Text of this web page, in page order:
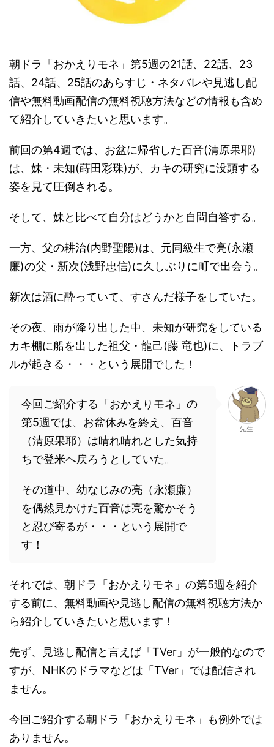
朝ドラ「おかえりモネ」第5週の21話、22話、23
話、24話、25話のあらすじ・ネタバレや見逃し配
信や無料動画配信の無料視聴方法などの情報も含め
て紹介していきたいと思います。
前回の第4週では、お盆に帰省した百音(清原果耶)
は、妹・未知(蒔田彩珠)が、カキの研究に没頭する
姿を見て圧倒される。
そして、妹と比べて自分はどうかと自問自答する。
一方、父の耕治(内野聖陽)は、元同級生で亮(永瀬
廉)の父・新次(浅野忠信)に久しぶりに町で出会う。
新次は酒に酔っていて、すさんだ様子をしていた。
その夜、雨が降り出した中、未知が研究をしている
カキ棚に船を出した祖父・龍己(藤 竜也)に、トラブ
ルが起きる・・・という展開でした！
今回ご紹介する「おかえりモネ」の
第5週では、お盆休みを終え、百音
（清原果耶）は晴れ晴れとした気持
ちで登米へ戻ろうとしていた。
その道中、幼なじみの亮（永瀬廉）
を偶然見かけた百音は亮を驚かそう
と忍び寄るが・・・という展開で
す！
先生
それでは、朝ドラ「おかえりモネ」の第5週を紹介
する前に、無料動画や見逃し配信の無料視聴方法か
ら紹介していきたいと思います！
先ず、見逃し配信と言えば「TVer」が一般的なので
すが、NHKのドラマなどは「TVer」では配信され
ません。
今回ご紹介する朝ドラ「おかえりモネ」も例外では
ありません。